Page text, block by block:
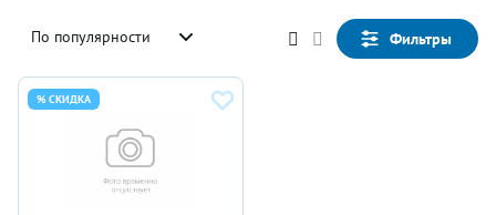
По популярности Фильтры
% СКИДКА